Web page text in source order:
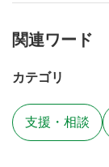
関連ワード
カテゴリ
支援・相談